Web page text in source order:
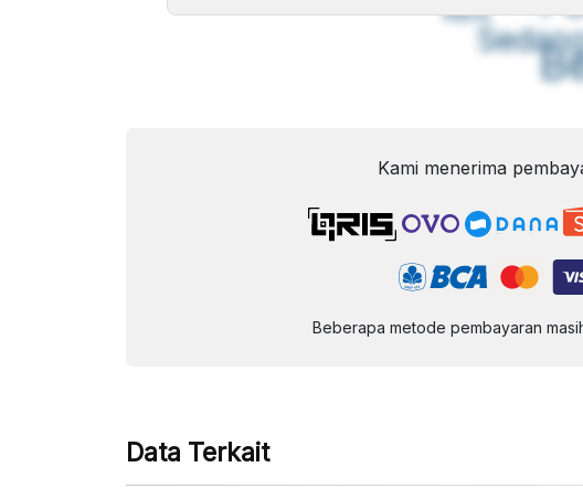
Kecil
Kami menerima
Beberapa metode pembayaran
Data Terkait